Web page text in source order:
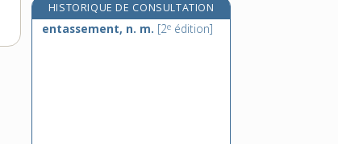
HISTORIQUE DE CONSULTATION
entassement, n. m. [2e édition]